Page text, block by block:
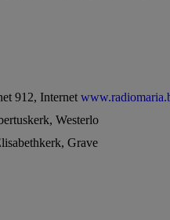
912, Internet
Westerlo
Grave